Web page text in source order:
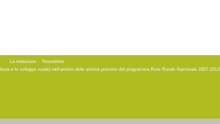
La redazione
Newsletter
e lo sviluppo rurale) nell'ambito delle attività previste dal programma Rete Rurale Nazionale 2007-2013